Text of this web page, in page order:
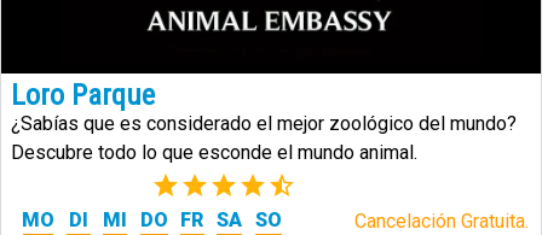
Loro Parque
¿Sabías que es considerado el mejor zoológico del mundo?
Descubre todo lo que esconde el mundo animal.
(73)
MO DI MI DO FR SA SO Cancelación Gratuita.